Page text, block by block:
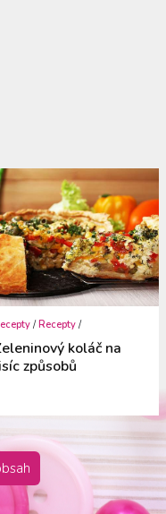
/Recepty /
koláč na
způsobů